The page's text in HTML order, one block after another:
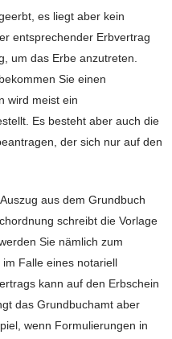
es liegt aber kein
entsprechender Erbvertrag
um das Erbe anzutreten.
Sie einen
wird meist ein
Es besteht aber auch die
der sich nur auf den
aus dem Grundbuch
schreibt die Vorlage
Sie nämlich zum
Falle eines notariell
kann auf den Erbschein
das Grundbuchamt aber
wenn Formulierungen in